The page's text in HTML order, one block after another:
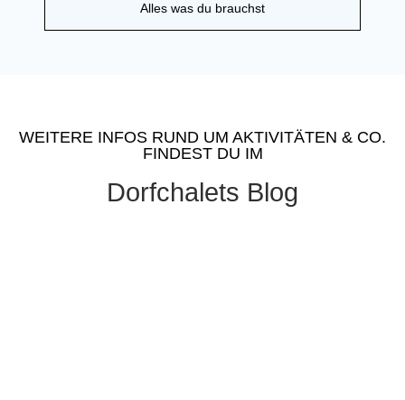
Alles was du brauchst
WEITERE INFOS RUND UM AKTIVITÄTEN & CO.
FINDEST DU IM
Dorfchalets Blog